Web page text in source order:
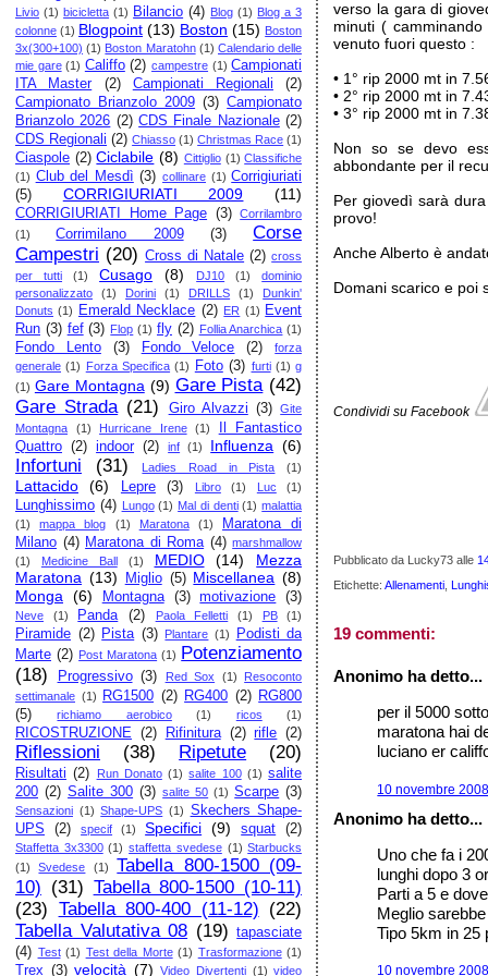
Livio (1) bicicletta (1) Bilancio (4) Blog (1) Blog a 3
colonne (1) Blogpoint (13) Boston (15) Boston
3x(300+100) (1) Boston Maratohn (1) Calendario delle
mie gare (1) Califfo (2) campestre (1) Campionati
ITA Master
(2) Campionati Regionali
(2)
Campionato Brianzolo 2009 (3) Campionato
Brianzolo 2026 (2) CDS Finale Nazionale (2)
CDS Regionali (2) Chiasso (1) Christmas Race (1)
Ciaspole (2) Ciclabile (8) Cittiglio (1) Classifiche
(1) Club del Mesdì (3) collinare (1) Corrigiuriati
(5)
CORRIGIURIATI 2009 (11)
CORRIGIURIATI Home Page (3)
Corrilambro
(1)
Corrimilano 2009 (3)
Corse
Campestri (20) Cross di Natale (2) cross
per tutti
(1) Cusago (8) DJ10 (1)
dominio
personalizzato
(1) Dorini (1) DRILLS (1)
Dunkin'
Donuts (1) Emerald Necklace (2) ER (1) Event
Run (3) fef (3) Flop (1) fly (2) Follia Anarchica (1)
Fondo Lento (3) Fondo Veloce (2)
forza
generale (1) Forza Specifica (1) Foto (3) furti (1) g
(1) Gare Montagna (9) Gare Pista (42)
Gare Strada (21) Giro Alvazzi (3)
Gite
Montagna
(1) Hurricane Irene (1)
Il Fantastico
Quattro (2) indoor (2) inf (1) Influenza (6)
Infortuni (31) Ladies Road in Pista (1)
Lattacido (6) Lepre (3) Libro (1) Luc (1)
Lunghissimo (4) Lungo (1) Mal di denti (1) malattia
(1)
mappa blog (1) Maratona (1)
Maratona di
Milano (4) Maratona di Roma (4) marshmallow
(1)
Medicine Ball (1) MEDIO (14)
Mezza
Maratona (13) Miglio (5) Miscellanea (8)
Monga
(6) Montagna (3) motivazione (3)
Neve (1) Panda (2) Paola Felletti (1) PB (1)
Piramide (2) Pista (3) Plantare (1)
Podisti da
Marte (2) Post Maratona (1) Potenziamento
(18)
Progressivo (3) Red Sox (1)
Resoconto
settimanale (1) RG1500 (2) RG400 (2) RG800
(5)
richiamo aerobico (1) ricos (1)
RICOSTRUZIONE (2) Rifinitura (2) rifle (2)
Riflessioni (38) Ripetute (20)
Risultati (2) Run Donato (1) salite 100 (1) salite
200 (2) Salite 300 (3) salite 50 (1) Scarpe (3)
Sensazioni (1) Shape-UPS (1) Skechers Shape-
UPS
(2) specif (1) Specifici (9) squat (2)
Staffetta 3x3300 (1) staffetta svedese (1) Starbucks
(1)
Svedese (1)
Tabella 800-1500 (09-
10) (31) Tabella 800-1500 (10-11)
(23) Tabella 800-400 (11-12) (22)
Tabella Valutativa 08 (19) tapasciate
(4) Test (1) Test della Morte (1) Trasformazione (1)
Trex (3) velocità (7) Video Divertenti (1) video
verso la gara di
minuti (
venuto fuori questo :
• 1° rip 2000 mt in
• 2° rip 2000 mt in
• 3° rip 2000 mt in
Non so se devo
abbondante per il
Per giovedì sarà
provo!
Anche Alberto è
Domani scarico e poi
Condividi su Facebook
Pubblicato da Lucky73alle
Etichette:Allenamenti
19 commenti:
Anonimo ha detto...
per il 5000
maratona hai
luciano er
10 novembre
Anonimo ha detto...
Uno che fa i
lunghi dopo 3
Parti a 5 e
Meglio
Tipo 5km in 25
10 novembre